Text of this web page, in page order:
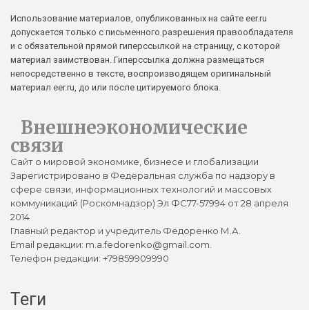
Использование материалов, опубликованных на сайте eer.ru
допускается только с письменного разрешения правообладателя
и с обязательной прямой гиперссылкой на страницу, с которой
материал заимствован. Гиперссылка должна размещаться
непосредственно в тексте, воспроизводящем оригинальный
материал eer.ru, до или после цитируемого блока.
Внешнеэкономические
связи
Сайт о мировой экономике, бизнесе и глобализации
Зарегистрировано в Федеральная служба по надзору в
сфере связи, информационных технологий и массовых
коммуникаций (Роскомнадзор) Эл ФС77-57994 от 28 апреля
2014
Главный редактор и учредитель Федоренко М.А.
Email редакции: m.a.fedorenko@gmail.com.
Телефон редакции: +79859909990
Теги